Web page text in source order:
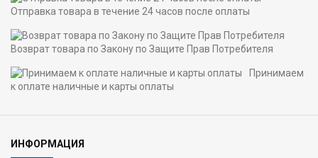
Отправка товара в течение 24 часов после оплаты
Возврат товара по Закону по Защите Прав Потребителя
Принимаем
к оплате наличные и карты оплаты
ИНФОРМАЦИЯ